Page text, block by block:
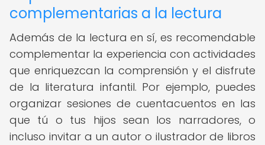
complementarias a la lectura
Además de la lectura en sí, es recomendable
complementar la experiencia con actividades
que enriquezcan la comprensión y el disfrute
de la literatura infantil. Por ejemplo, puedes
organizar sesiones de cuentacuentos en las
que tú o tus hijos sean los narradores, o
incluso invitar a un autor o ilustrador de libros